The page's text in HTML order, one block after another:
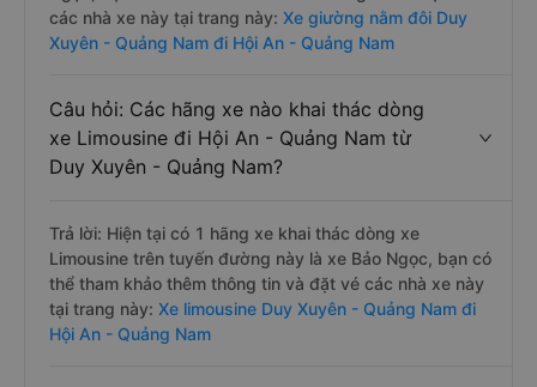
các nhà xe này tại trang này: Xe giường nằm đôi Duy
Xuyên - Quảng Nam đi Hội An - Quảng Nam
Câu hỏi: Các hãng xe nào khai thác dòng
xe Limousine đi Hội An - Quảng Nam từ
Duy Xuyên - Quảng Nam?
Trả lời: Hiện tại có 1 hãng xe khai thác dòng xe
Limousine trên tuyến đường này là xe Bảo Ngọc, bạn có
thể tham khảo thêm thông tin và đặt vé các nhà xe này
tại trang này: Xe limousine Duy Xuyên - Quảng Nam đi
Hội An - Quảng Nam